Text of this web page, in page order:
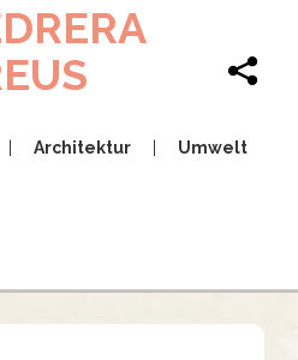
Architektur Umwelt